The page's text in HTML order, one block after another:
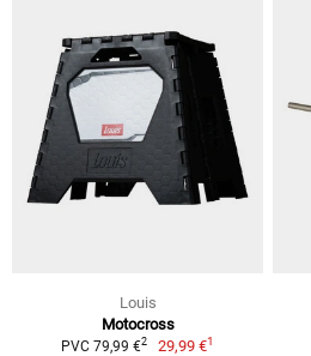
Louis
Motocross
PVC 79,99 €2 29,99 €1